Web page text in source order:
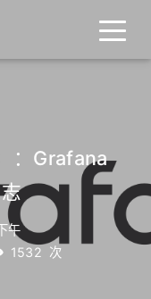
友链
：Grafana
_
午
1532 次